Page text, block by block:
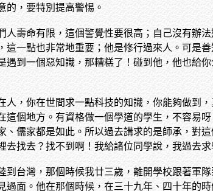
的，要特別提高警惕。
人壽命有限，這個警覺性要很高；自己沒有辦
這一點也非常地重要；他是修行過來人。可是
遇到一個惡知識，那糟糕了！碰到他，他也給
人，你在世間求一點科技的知識，你能夠做到
這個地方。有資格做一個學道的學生，不容易
、儒家都是如此。所以過去講求的是師承，對
去找去？找不到啊！我給諸位同學說，我過去
到台灣，那個時候我廿三歲，離開學校跟著軍
過面。他在那個時候，在三十九年、四十年的